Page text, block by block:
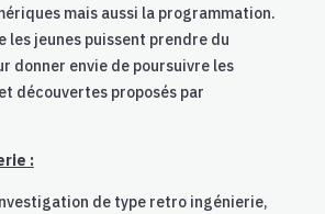
mais aussi la programmation.
les jeunes puissent prendre du
donner envie de poursuivre les
découvertes proposés par
:
de type retro ingénierie,